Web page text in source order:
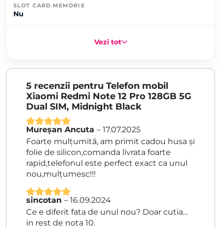
SLOT CARD MEMORIE
Nu
Vezi tot
5 recenzii pentru Telefon mobil
Xiaomi Redmi Note 12 Pro 128GB 5G
Dual SIM, Midnight Black
Evaluat la 5
din 5
Mureșan Ancuta – 17.07.2025
Foarte mulțumită, am primit cadou husa și
folie de silicon,comanda livrata foarte
rapid,telefonul este perfect exact ca unul
nou,mulțumesc!!!
Evaluat la
din 5
sincotan – 16.09.2024
Ce e diferit fata de unul nou? Doar cutia…
in rest de nota 10.